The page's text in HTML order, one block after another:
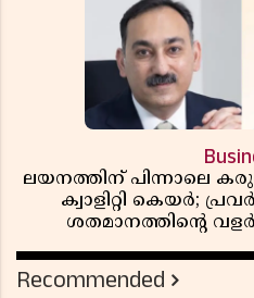
ലയനത്തിന് പിന്നാലെ
ക്വാളിറ്റി കെയർ;
ശതമാനത്തിൻ്റെ
Recommended